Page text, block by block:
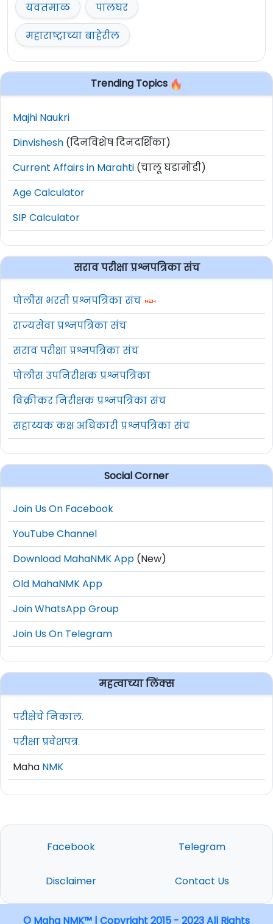
यवतमाळ
पालघर
महाराष्ट्राच्या बाहेरील
Trending Topics
Majhi Naukri
Dinvishesh (दिनविशेष दिनदर्शिका)
Current Affairs in Marahti (चालू घडामोडी)
Age Calculator
SIP Calculator
सराव परीक्षा प्रश्नपत्रिका संच
पोलीस भरती प्रश्नपत्रिका संच
राज्यसेवा प्रश्नपत्रिका संच
सराव परीक्षा प्रश्नपत्रिका संच
पोलीस उपनिरीक्षक प्रश्नपत्रिका
विक्रीकर निरीक्षक प्रश्नपत्रिका संच
सहाय्यक कक्ष अधिकारी प्रश्नपत्रिका संच
Social Corner
Join Us On Facebook
YouTube Channel
Download MahaNMK App (New)
Old MahaNMK App
Join WhatsApp Group
Join Us On Telegram
महत्वाच्या लिंक्स
परीक्षेचे निकाल.
परीक्षा प्रवेशपत्र.
Maha NMK
Facebook Telegram
Disclaimer Contact Us
© Maha NMK™ | Copyright 2015 - 2023 All Rights